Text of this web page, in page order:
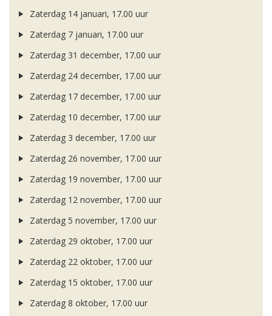
Zaterdag 14 januari, 17.00 uur
Zaterdag 7 januari, 17.00 uur
Zaterdag 31 december, 17.00 uur
Zaterdag 24 december, 17.00 uur
Zaterdag 17 december, 17.00 uur
Zaterdag 10 december, 17.00 uur
Zaterdag 3 december, 17.00 uur
Zaterdag 26 november, 17.00 uur
Zaterdag 19 november, 17.00 uur
Zaterdag 12 november, 17.00 uur
Zaterdag 5 november, 17.00 uur
Zaterdag 29 oktober, 17.00 uur
Zaterdag 22 oktober, 17.00 uur
Zaterdag 15 oktober, 17.00 uur
Zaterdag 8 oktober, 17.00 uur